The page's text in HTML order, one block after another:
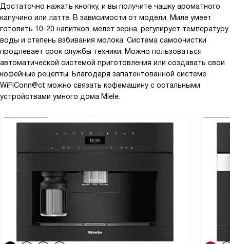
Достаточно нажать кнопку, и вы получите чашку ароматного
капучино или латте. В зависимости от модели, Миле умеет
готовить 10-20 напитков, мелет зерна, регулирует температуру
воды и степень взбивания молока. Система самоочистки
продлевает срок службы техники. Можно пользоваться
автоматической системой приготовления или создавать свои
кофейные рецепты. Благодаря запатентованной системе
WiFiConn@ct можно связать кофемашину с остальными
устройствами умного дома Miele.